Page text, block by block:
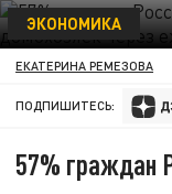
ЭКОНОМИКА
ЕКАТЕРИНА РЕМЕЗОВА
ПОДПИШИТЕСЬ:
57% граждан